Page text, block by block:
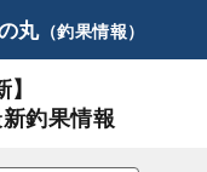
丸（釣果情報）
釣果情報